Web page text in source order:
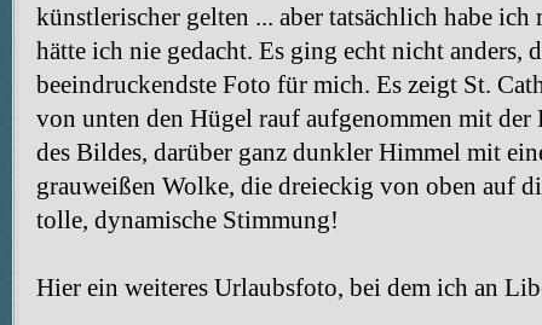
künstlerischer gelten ... aber tatsächlich habe
hätte ich nie gedacht. Es ging echt nicht anders,
beeindruckendste Foto für mich. Es zeigt St.
von unten den Hügel rauf aufgenommen mit
des Bildes, darüber ganz dunkler Himmel mit
grauweißen Wolke, die dreieckig von oben auf
tolle, dynamische Stimmung!
Hier ein weiteres Urlaubsfoto, bei dem ich an